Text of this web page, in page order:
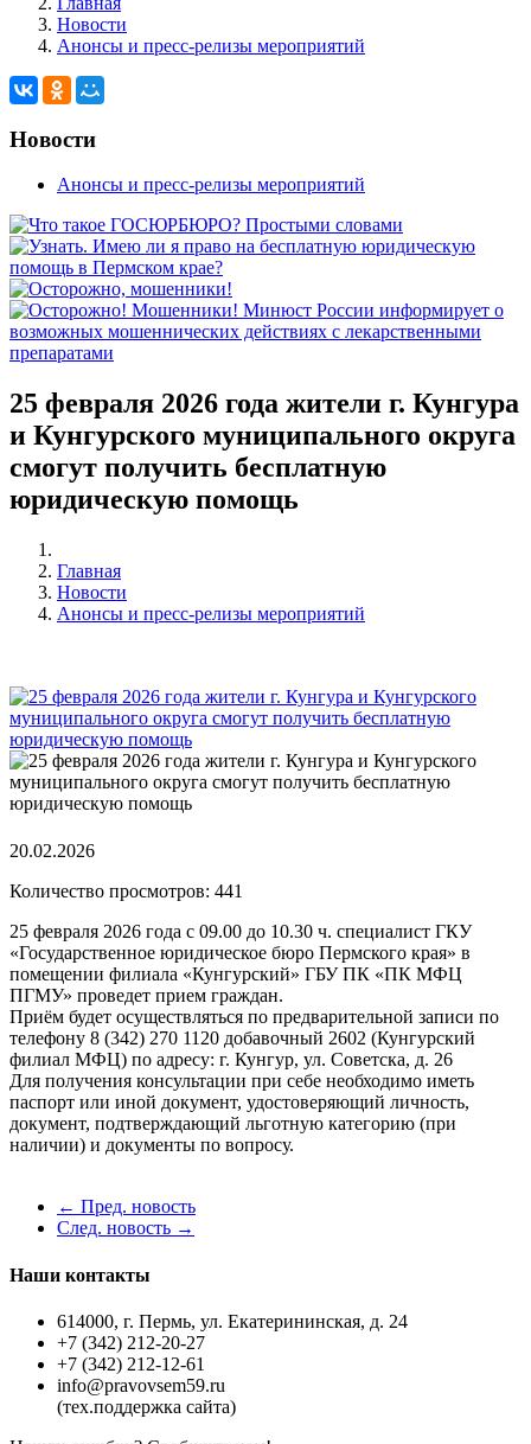
Новости
Анонсы и пресс-релизы мероприятий
Новости
Анонсы и пресс-релизы мероприятий
25 февраля 2026 года жители г. Кунгура
и Кунгурского муниципального округа
смогут получить бесплатную
юридическую помощь
Главная
Новости
Анонсы и пресс-релизы мероприятий
20.02.2026
Количество просмотров: 441
25 февраля 2026 года с 09.00 до 10.30 ч. специалист ГКУ
«Государственное юридическое бюро Пермского края» в
помещении филиала «Кунгурский» ГБУ ПК «ПК МФЦ
ПГМУ» проведет прием граждан.
Приём будет осуществляться по предварительной записи по
телефону 8 (342) 270 1120 добавочный 2602 (Кунгурский
филиал МФЦ) по адресу: г. Кунгур, ул. Советска, д. 26
Для получения консультации при себе необходимо иметь
паспорт или иной документ, удостоверяющий личность,
документ, подтверждающий льготную категорию (при
наличии) и документы по вопросу.
← Пред. новость
След. новость →
Наши контакты
614000, г. Пермь, ул. Екатерининская, д. 24
+7 (342) 212-20-27
+7 (342) 212-12-61
info@pravovsem59.ru
(тех.поддержка сайта)